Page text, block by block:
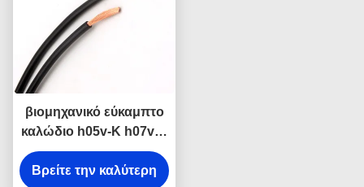
βιομηχανικό εύκαμπτο
καλώδιο h05v-Κ h07v-Κ
χαλκού 2.5mm στερεό/
προσαραγμένο
Βρείτε την καλύτερη